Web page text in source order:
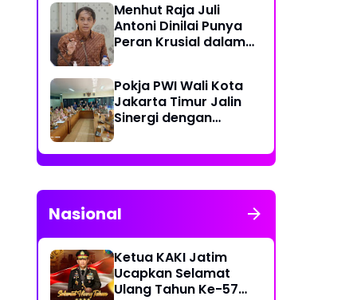
Disembunyikan di
Pakaian Dalam
Pengunjung
Menhut Raja Juli
Antoni Dinilai Punya
Peran Krusial dalam
Hutan
Pokja PWI Wali Kota
Jakarta Timur Jalin
Sinergi dengan
untuk Perkuat
Publikasi Informasi
Nasional
Ketua KAKI Jatim
Ucapkan Selamat
Ulang Tahun Ke-57